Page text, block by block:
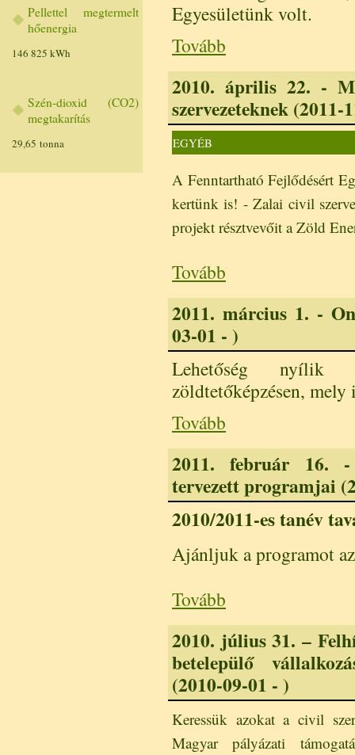
Pellettel megtermelt
hőenergia
146 825 kWh
Szén-dioxid (CO2)
megtakarítás
29,65 tonna
Egyesületünk volt.
Tovább
2010. április 22. -
szervezeteknek (2011-
EGYÉB
A Fenntartható Fejlődésért
kertünk is! - Zalai civil
projekt résztvevőit a Zöld
Tovább
2011. március 1. -
03-01 - )
Lehetőség
zöldtetőképzésen,
Tovább
2011. február 16. -
tervezett programjai
2010/2011-es tanév
Ajánljuk a programot
Tovább
2010. július 31. –
betelepülő
(2010-09-01 - )
Keressük azokat a civil
Magyar pályázati